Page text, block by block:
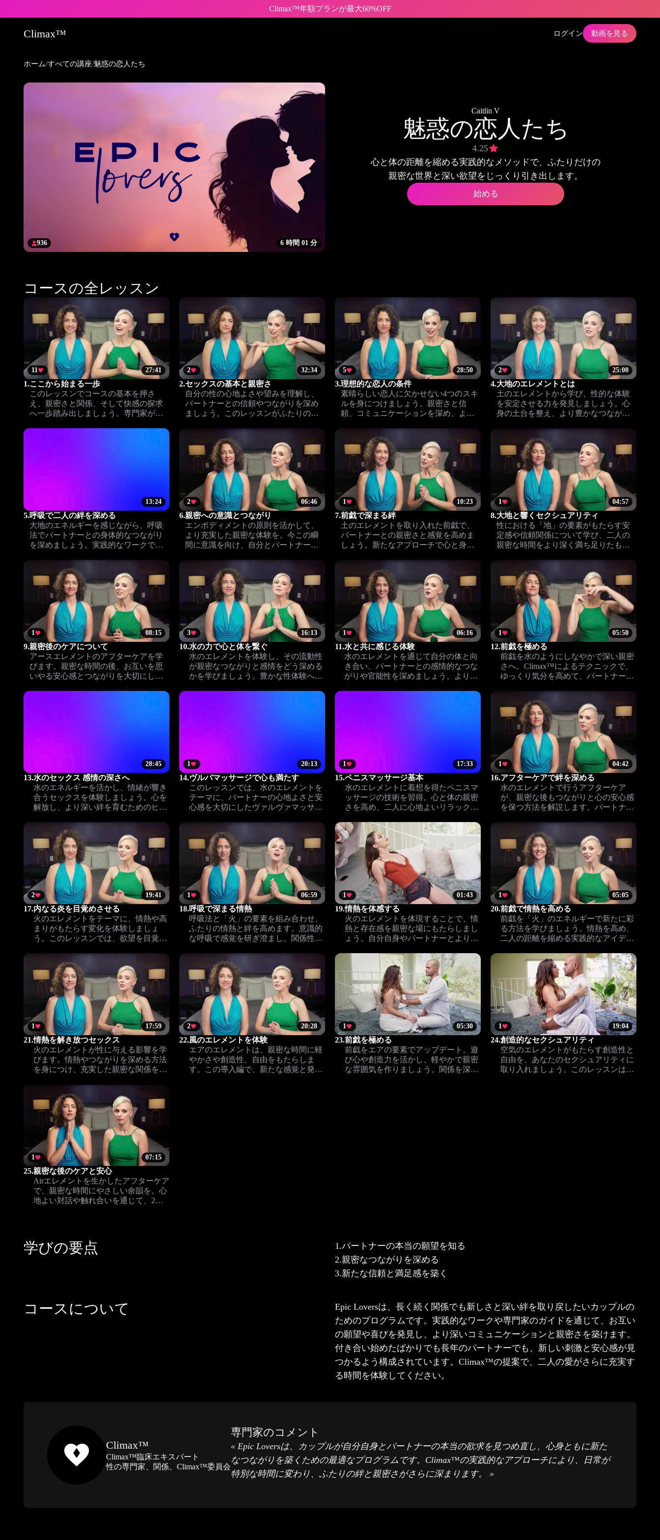
Climax™年額プランが最大60%OFF
Climax™ ログイン 動画を見る
ホーム/すべての講座/魅惑の恋人たち
6 時間 01 分
936
Caitlin V
魅惑の恋人たち
4.25
心と体の距離を縮める実践的なメソッドで、ふたりだけの
親密な世界と深い欲望をじっくり引き出します。
始める
コースの全レッスン
27:41
11
1.ここから始まる一歩
このレッスンでコースの基本を押さ
え、親密さと関係、そして快感の探求
へ一歩踏み出しましょう。専門家が安
32:34
2
2.セックスの基本と親密さ
自分の性の心地よさや望みを理解し、
パートナーとの信頼やつながりを深め
ましょう。このレッスンがふたりのよ
28:50
5
3.理想的な恋人の条件
素晴らしい恋人に欠かせない4つのスキ
ルを身につけましょう。親密さと信
頼、コミュニケーションを深め、より
25:00
2
4.大地のエレメントとは
土のエレメントから学び、性的な体験
を安定させる力を発見しましょう。心
身の土台を整え、より豊かなつながり
13:24
5.呼吸で二人の絆を深める
大地のエネルギーを感じながら、呼吸
法でパートナーとの身体的なつながり
を深めましょう。実践的なワークで二
06:46
2
6.親密への意識とつながり
エンボディメントの原則を活かして、
より充実した親密な体験を。今この瞬
間に意識を向け、自分とパートナーと
10:23
1
7.前戯で深まる絆
土のエレメントを取り入れた前戯で、
パートナーとの親密さと感覚を高めま
しょう。新たなアプローチで心と身体
04:57
1
8.大地と響くセクシュアリティ
性における「地」の要素がもたらす安
定感や信頼関係について学び、二人の
親密な時間をより深く満ち足りたもの
08:15
1
9.親密後のケアについて
アースエレメントのアフターケアを学
びます。親密な時間の後、お互いを思
いやる安心感とつながりを大切にしま
16:13
3
10.水の力で心と体を繋ぐ
水のエレメントを体験し、その流動性
が親密なつながりと感情をどう深める
かを学びましょう。豊かな性体験への
06:16
1
11.水と共に感じる体験
水のエレメントを通じて自分の体と向
き合い、パートナーとの感情的なつな
がりや官能性を深めましょう。より心
05:50
1
12.前戯を極める
前戯を水のようにしなやかで深い親密
さへ。Climax™によるテクニックで、
ゆっくり気分を高めて、パートナーと
28:45
13.水のセックス 感情の深さへ
水のエネルギーを活かし、情緒が響き
合うセックスを体験しましょう。心を
解放し、より深い絆を育むためのヒン
20:13
1
14.ヴルバマッサージで心も満たす
このレッスンでは、水のエレメントを
テーマに、パートナーの心地よさと安
心感を大切にしたヴァルヴァマッサー
がつながる特別なひとときを体験しま
しょう。
17:33
1
15.ペニスマッサージ基本
水のエレメントに着想を得たペニスマ
ッサージの技術を習得。心と体の親密
さを高め、二人に心地よいリラックス
04:42
1
16.アフターケアで絆を深める
水のエレメントで行うアフターケア
が、親密な後もつながりと心の安心感
を保つ方法を解説します。パートナー
19:41
2
17.内なる炎を目覚めさせる
火のエレメントをテーマに、情熱や高
まりがもたらす変化を体験しましょ
う。このレッスンでは、欲望を目覚め
06:59
1
18.呼吸で深まる情熱
呼吸法と「火」の要素を組み合わせ、
ふたりの情熱と絆を高めます。意識的
な呼吸で感覚を研ぎ澄まし、関係性に
01:43
1
19.情熱を体感する
火のエレメントを体現することで、情
熱と存在感を親密な場にもたらしまし
ょう。自分自身やパートナーとより深
05:05
1
20.前戯で情熱を高める
前戯を「火」のエネルギーで新たに彩
る方法を学びましょう。情熱を高め、
二人の距離を縮める実践的なアイデア
17:59
1
21.情熱を解き放つセックス
火のエレメントが性に与える影響を学
びます。情熱やつながりを深める方法
を身につけ、充実した親密な関係を築
20:28
2
22.風のエレメントを体験
エアのエレメントは、親密な時間に軽
やかさや創造性、自由をもたらしま
す。この導入編で、新たな感覚と発見
05:30
1
23.前戯を極める
前戯をエアの要素でアップデート。遊
び心や創造力を活かし、軽やかで親密
な雰囲気を作りましょう。関係を深め
19:04
1
24.創造的なセクシュアリティ
空気のエレメントがもたらす創造性と
自由を、あなたのセクシュアリティに
取り入れましょう。このレッスンは新
07:15
1
25.親密な後のケアと安心
Airエレメントを生かしたアフターケア
で、親密な時間にやさしい余韻を。心
地よい対話や触れ合いを通じて、2人
学びの要点 1.パートナーの本当の願望を知る
2.親密なつながりを深める
3.新たな信頼と満足感を築く
コースについて
Epic Loversは、長く続く関係でも新しさと深い絆を取り戻したいカップルの
ためのプログラムです。実践的なワークや専門家のガイドを通じて、お互い
の願望や喜びを発見し、より深いコミュニケーションと親密さを築けます。
付き合い始めたばかりでも長年のパートナーでも、新しい刺激と安心感が見
つかるよう構成されています。Climax™の提案で、二人の愛がさらに充実す
る時間を体験してください。
Climax™
Climax™臨床エキスパート
性の専門家、関係、Climax™委員会
専門家のコメント
« Epic Loversは、カップルが自分自身とパートナーの本当の欲求を見つめ直し、心身ともに新た
なつながりを築くための最適なプログラムです。Climax™の実践的なアプローチにより、日常が
特別な時間に変わり、ふたりの絆と親密さがさらに深まります。 »